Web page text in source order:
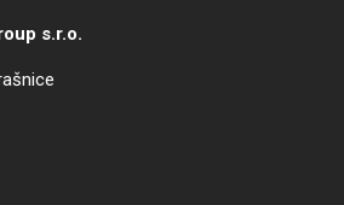
s.r.o.